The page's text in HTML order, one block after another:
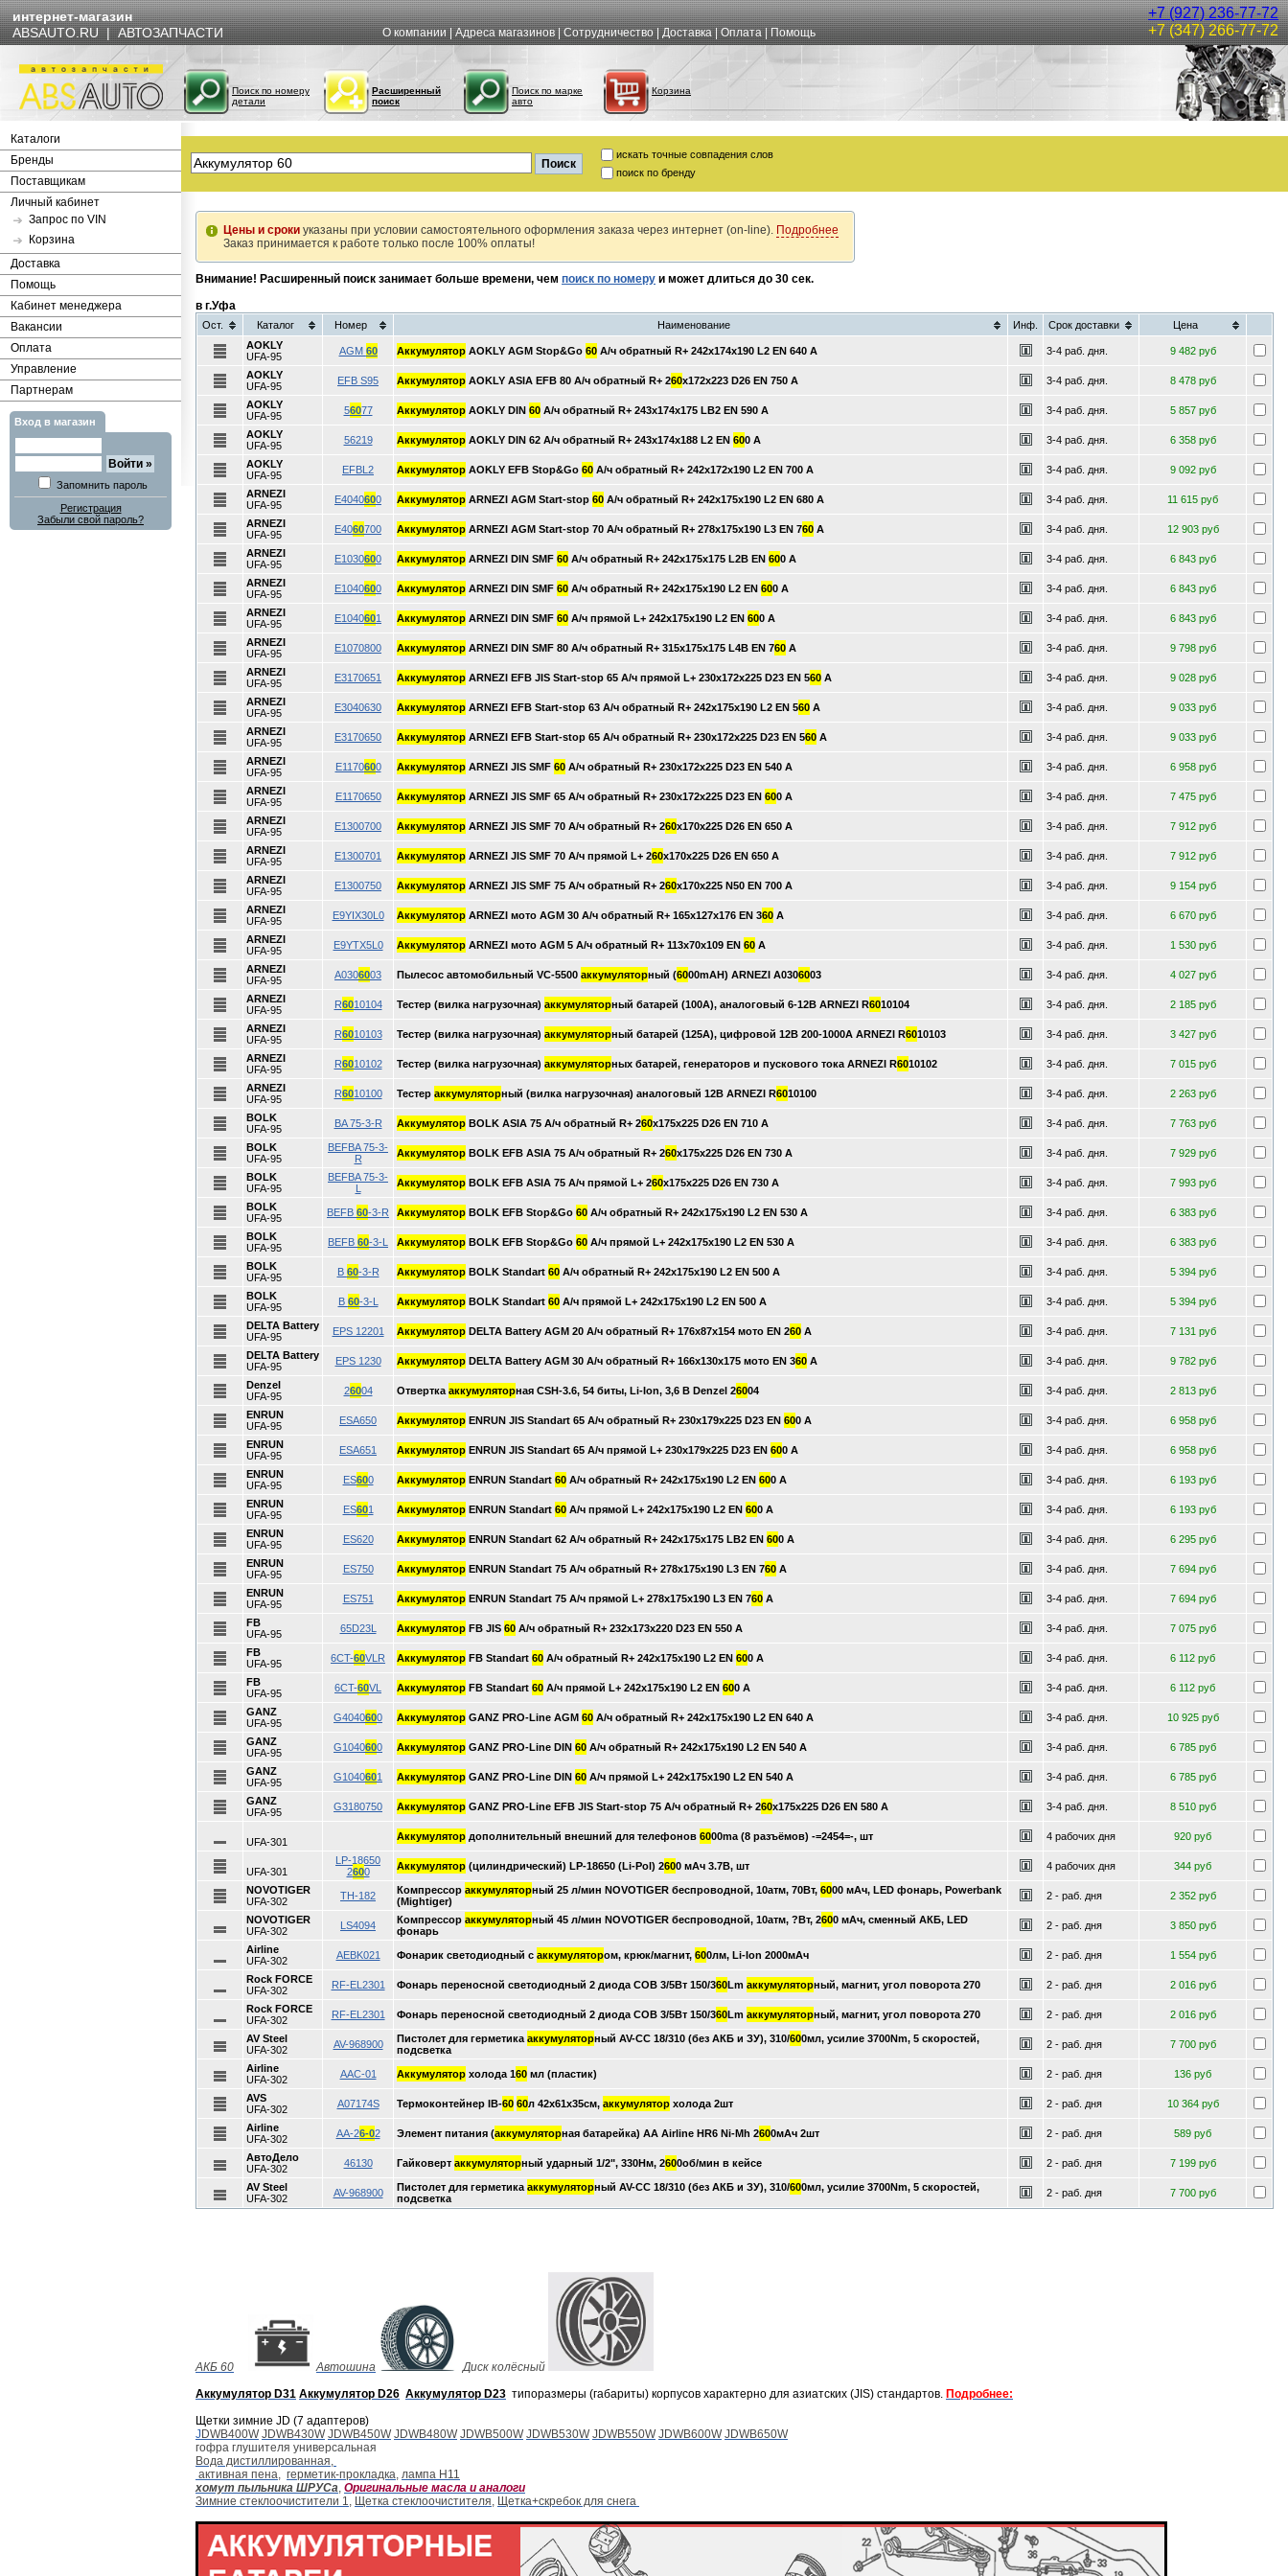
интернет-магазин
ABSAUTO.RU | АВТОЗАПЧАСТИ
О компании|Адреса магазинов|Сотрудничество|Доставка|Оплата|Помощь
+7 (927) 236-77-72
+7 (347) 266-77-72
Поиск по номеру
детали
Расширенный
поиск
Поиск по марке
авто
Корзина
Каталоги
Бренды
Поставщикам
Личный кабинет
Запрос по VIN
Корзина
Доставка
Помощь
Кабинет менеджера
Вакансии
Оплата
Управление
Партнерам
Вход в магазин
Запомнить пароль
Регистрация
Забыли свой пароль?
искать точные совпадения слов
поиск по бренду
Цены и срокиуказаны при условии самостоятельного оформления заказа через интернет (on-line). Подробнее
Заказ принимается к работе только после 100% оплаты!
Внимание! Расширенный поиск занимает больше времени, чем поиск по номеру и может длиться до 30 сек.
в г.Уфа
Ост. Каталог Номер Наименование Инф. Срок доставки
Цена
AOKLY
UFA-95
AGM 60 Аккумулятор AOKLY AGM Stop&Go 60 А/ч обратный R+ 242x174x190 L2 EN 640 А 3-4 раб. дня. 9 482 руб
AOKLY
UFA-95
EFB S95 Аккумулятор AOKLY ASIA EFB 80 А/ч обратный R+ 260x172x223 D26 EN 750 А 3-4 раб. дня. 8 478 руб
AOKLY
UFA-95
56077 Аккумулятор AOKLY DIN 60 А/ч обратный R+ 243x174x175 LB2 EN 590 А 3-4 раб. дня. 5 857 руб
AOKLY
UFA-95
56219 Аккумулятор AOKLY DIN 62 А/ч обратный R+ 243x174x188 L2 EN 600 А 3-4 раб. дня. 6 358 руб
AOKLY
UFA-95
EFBL2 Аккумулятор AOKLY EFB Stop&Go 60 А/ч обратный R+ 242x172x190 L2 EN 700 А 3-4 раб. дня. 9 092 руб
ARNEZI
UFA-95
E4040600 Аккумулятор ARNEZI AGM Start-stop 60 А/ч обратный R+ 242x175x190 L2 EN 680 А 3-4 раб. дня. 11 615 руб
ARNEZI
UFA-95
E4060700 Аккумулятор ARNEZI AGM Start-stop 70 А/ч обратный R+ 278x175x190 L3 EN 760 А 3-4 раб. дня. 12 903 руб
ARNEZI
UFA-95
E1030600 Аккумулятор ARNEZI DIN SMF 60 А/ч обратный R+ 242x175x175 L2B EN 600 А 3-4 раб. дня. 6 843 руб
ARNEZI
UFA-95
E1040600 Аккумулятор ARNEZI DIN SMF 60 А/ч обратный R+ 242x175x190 L2 EN 600 А 3-4 раб. дня. 6 843 руб
ARNEZI
UFA-95
E1040601 Аккумулятор ARNEZI DIN SMF 60 А/ч прямой L+ 242x175x190 L2 EN 600 А 3-4 раб. дня. 6 843 руб
ARNEZI
UFA-95
E1070800 Аккумулятор ARNEZI DIN SMF 80 А/ч обратный R+ 315x175x175 L4B EN 760 А 3-4 раб. дня. 9 798 руб
ARNEZI
UFA-95
E3170651 Аккумулятор ARNEZI EFB JIS Start-stop 65 А/ч прямой L+ 230x172x225 D23 EN 560 А 3-4 раб. дня. 9 028 руб
ARNEZI
UFA-95
E3040630 Аккумулятор ARNEZI EFB Start-stop 63 А/ч обратный R+ 242x175x190 L2 EN 560 А 3-4 раб. дня. 9 033 руб
ARNEZI
UFA-95
E3170650 Аккумулятор ARNEZI EFB Start-stop 65 А/ч обратный R+ 230x172x225 D23 EN 560 А 3-4 раб. дня. 9 033 руб
ARNEZI
UFA-95
E1170600 Аккумулятор ARNEZI JIS SMF 60 А/ч обратный R+ 230x172x225 D23 EN 540 А 3-4 раб. дня. 6 958 руб
ARNEZI
UFA-95
E1170650 Аккумулятор ARNEZI JIS SMF 65 А/ч обратный R+ 230x172x225 D23 EN 600 А 3-4 раб. дня. 7 475 руб
ARNEZI
UFA-95
E1300700 Аккумулятор ARNEZI JIS SMF 70 А/ч обратный R+ 260x170x225 D26 EN 650 А 3-4 раб. дня. 7 912 руб
ARNEZI
UFA-95
E1300701 Аккумулятор ARNEZI JIS SMF 70 А/ч прямой L+ 260x170x225 D26 EN 650 А 3-4 раб. дня. 7 912 руб
ARNEZI
UFA-95
E1300750 Аккумулятор ARNEZI JIS SMF 75 А/ч обратный R+ 260x170x225 N50 EN 700 А 3-4 раб. дня. 9 154 руб
ARNEZI
UFA-95
E9YIX30L0 Аккумулятор ARNEZI мото AGM 30 А/ч обратный R+ 165x127x176 EN 360 А 3-4 раб. дня. 6 670 руб
ARNEZI
UFA-95
E9YTX5L0 Аккумулятор ARNEZI мото AGM 5 А/ч обратный R+ 113x70x109 EN 60 А 3-4 раб. дня. 1 530 руб
ARNEZI
UFA-95
A0306003 Пылесос автомобильный VC-5500 аккумуляторный (6000mAH) ARNEZI A0306003 3-4 раб. дня. 4 027 руб
ARNEZI
UFA-95
R6010104 Тестер (вилка нагрузочная) аккумуляторный батарей (100А), аналоговый 6-12В ARNEZI R6010104 3-4 раб. дня. 2 185 руб
ARNEZI
UFA-95
R6010103 Тестер (вилка нагрузочная) аккумуляторный батарей (125А), цифровой 12В 200-1000А ARNEZI R6010103 3-4 раб. дня. 3 427 руб
ARNEZI
UFA-95
R6010102 Тестер (вилка нагрузочная) аккумуляторных батарей, генераторов и пускового тока ARNEZI R6010102 3-4 раб. дня. 7 015 руб
ARNEZI
UFA-95
R6010100 Тестер аккумуляторный (вилка нагрузочная) аналоговый 12В ARNEZI R6010100 3-4 раб. дня. 2 263 руб
BOLK
UFA-95
BA 75-3-R Аккумулятор BOLK ASIA 75 А/ч обратный R+ 260x175x225 D26 EN 710 А 3-4 раб. дня. 7 763 руб
BOLK
UFA-95
BEFBA 75-3-
R
Аккумулятор BOLK EFB ASIA 75 А/ч обратный R+ 260x175x225 D26 EN 730 А 3-4 раб. дня. 7 929 руб
BOLK
UFA-95
BEFBA 75-3-
L
Аккумулятор BOLK EFB ASIA 75 А/ч прямой L+ 260x175x225 D26 EN 730 А 3-4 раб. дня. 7 993 руб
BOLK
UFA-95
BEFB 60-3-R Аккумулятор BOLK EFB Stop&Go 60 А/ч обратный R+ 242x175x190 L2 EN 530 А 3-4 раб. дня. 6 383 руб
BOLK
UFA-95
BEFB 60-3-L Аккумулятор BOLK EFB Stop&Go 60 А/ч прямой L+ 242x175x190 L2 EN 530 А 3-4 раб. дня. 6 383 руб
BOLK
UFA-95
B 60-3-R Аккумулятор BOLK Standart 60 А/ч обратный R+ 242x175x190 L2 EN 500 А 3-4 раб. дня. 5 394 руб
BOLK
UFA-95
B 60-3-L Аккумулятор BOLK Standart 60 А/ч прямой L+ 242x175x190 L2 EN 500 А 3-4 раб. дня. 5 394 руб
DELTA Battery
UFA-95
EPS 12201 Аккумулятор DELTA Battery AGM 20 А/ч обратный R+ 176x87x154 мото EN 260 А 3-4 раб. дня. 7 131 руб
DELTA Battery
UFA-95
EPS 1230 Аккумулятор DELTA Battery AGM 30 А/ч обратный R+ 166x130x175 мото EN 360 А 3-4 раб. дня. 9 782 руб
Denzel
UFA-95
26004 Отвертка аккумуляторная CSH-3.6, 54 биты, Li-Ion, 3,6 В Denzel 26004 3-4 раб. дня. 2 813 руб
ENRUN
UFA-95
ESA650 Аккумулятор ENRUN JIS Standart 65 А/ч обратный R+ 230x179x225 D23 EN 600 А 3-4 раб. дня. 6 958 руб
ENRUN
UFA-95
ESA651 Аккумулятор ENRUN JIS Standart 65 А/ч прямой L+ 230x179x225 D23 EN 600 А 3-4 раб. дня. 6 958 руб
ENRUN
UFA-95
ES600 Аккумулятор ENRUN Standart 60 А/ч обратный R+ 242x175x190 L2 EN 600 А 3-4 раб. дня. 6 193 руб
ENRUN
UFA-95
ES601 Аккумулятор ENRUN Standart 60 А/ч прямой L+ 242x175x190 L2 EN 600 А 3-4 раб. дня. 6 193 руб
ENRUN
UFA-95
ES620 Аккумулятор ENRUN Standart 62 А/ч обратный R+ 242x175x175 LB2 EN 600 А 3-4 раб. дня. 6 295 руб
ENRUN
UFA-95
ES750 Аккумулятор ENRUN Standart 75 А/ч обратный R+ 278x175x190 L3 EN 760 А 3-4 раб. дня. 7 694 руб
ENRUN
UFA-95
ES751 Аккумулятор ENRUN Standart 75 А/ч прямой L+ 278x175x190 L3 EN 760 А 3-4 раб. дня. 7 694 руб
FB
UFA-95
65D23L Аккумулятор FB JIS 60 А/ч обратный R+ 232x173x220 D23 EN 550 А 3-4 раб. дня. 7 075 руб
FB
UFA-95
6CT-60VLR Аккумулятор FB Standart 60 А/ч обратный R+ 242x175x190 L2 EN 600 А 3-4 раб. дня. 6 112 руб
FB
UFA-95
6CT-60VL Аккумулятор FB Standart 60 А/ч прямой L+ 242x175x190 L2 EN 600 А 3-4 раб. дня. 6 112 руб
GANZ
UFA-95
G4040600 Аккумулятор GANZ PRO-Line AGM 60 А/ч обратный R+ 242x175x190 L2 EN 640 А 3-4 раб. дня. 10 925 руб
GANZ
UFA-95
G1040600 Аккумулятор GANZ PRO-Line DIN 60 А/ч обратный R+ 242x175x190 L2 EN 540 А 3-4 раб. дня. 6 785 руб
GANZ
UFA-95
G1040601 Аккумулятор GANZ PRO-Line DIN 60 А/ч прямой L+ 242x175x190 L2 EN 540 А 3-4 раб. дня. 6 785 руб
GANZ
UFA-95
G3180750 Аккумулятор GANZ PRO-Line EFB JIS Start-stop 75 А/ч обратный R+ 260x175x225 D26 EN 580 А 3-4 раб. дня. 8 510 руб
UFA-301 Аккумулятор дополнительный внешний для телефонов 6000ma (8 разъёмов) -=2454=-, шт 4 рабочих дня 920 руб
UFA-301
LP-18650
2600 Аккумулятор (цилиндрический) LP-18650 (Li-Pol) 2600 мАч 3.7В, шт 4 рабочих дня 344 руб
NOVOTIGER
UFA-302
TH-182 Компрессор аккумуляторный 25 л/мин NOVOTIGER беспроводной, 10атм, 70Вт, 6000 мАч, LED фонарь, Powerbank
(Mightiger)
2 - раб. дня 2 352 руб
NOVOTIGER
UFA-302
LS4094 Компрессор аккумуляторный 45 л/мин NOVOTIGER беспроводной, 10атм, ?Вт, 2600 мАч, сменный АКБ, LED
фонарь
2 - раб. дня 3 850 руб
Airline
UFA-302
AEBK021 Фонарик светодиодный с аккумулятором, крюк/магнит, 600лм, Li-Ion 2000мАч 2 - раб. дня 1 554 руб
Rock FORCE
UFA-302
RF-EL2301 Фонарь переносной светодиодный 2 диода COB 3/5Вт 150/360Lm аккумуляторный, магнит, угол поворота 270 2 - раб. дня 2 016 руб
Rock FORCE
UFA-302
RF-EL2301 Фонарь переносной светодиодный 2 диода COB 3/5Вт 150/360Lm аккумуляторный, магнит, угол поворота 270 2 - раб. дня 2 016 руб
AV Steel
UFA-302
AV-968900 Пистолет для герметика аккумуляторный AV-СС 18/310 (без АКБ и ЗУ), 310/600мл, усилие 3700Nm, 5 скоростей,
подсветка
2 - раб. дня 7 700 руб
Airline
UFA-302
AAC-01 Аккумулятор холода 160 мл (пластик) 2 - раб. дня 136 руб
AVS
UFA-302
A07174S Термоконтейнер IB-60 60л 42х61х35см, аккумулятор холода 2шт 2 - раб. дня 10 364 руб
Airline
UFA-302
AA-26-02 Элемент питания (аккумуляторная батарейка) AA Airline HR6 Ni-Mh 2600мАч 2шт 2 - раб. дня 589 руб
АвтоДело
UFA-302
46130 Гайковерт аккумуляторный ударный 1/2", 330Нм, 2600об/мин в кейсе 2 - раб. дня 7 199 руб
AV Steel
UFA-302
AV-968900 Пистолет для герметика аккумуляторный AV-СС 18/310 (без АКБ и ЗУ), 310/600мл, усилие 3700Nm, 5 скоростей,
подсветка
2 - раб. дня 7 700 руб
АКБ 60 Автошина
Диск колёсный
Аккумулятор D31 Аккумулятор D26 Аккумулятор D23 типоразмеры (габариты) корпусов характерно для азиатских (JIS) стандартов. Подробнее:
Щетки зимние JD (7 адаптеров)
JDWB400W JDWB430W JDWB450W JDWB480W JDWB500W JDWB530W JDWB550W JDWB600W JDWB650W
гофра глушителя универсальная
Вода дистиллированная,
активная пена, герметик-прокладка, лампа H11
хомут пыльника ШРУСа, Оригинальные масла и аналоги
Зимние стеклоочистители 1, Щетка стеклоочистителя, Щетка+скребок для снега